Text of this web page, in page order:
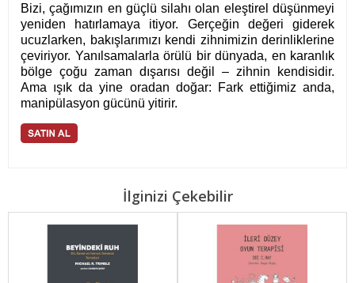
Bizi, çağımızın en güçlü silahı olan eleştirel düşünmeyi
yeniden hatırlamaya itiyor. Gerçeğin değeri giderek
ucuzlarken, bakışlarımızı kendi zihnimizin derinliklerine
çeviriyor. Yanılsamalarla örülü bir dünyada, en karanlık
bölge çoğu zaman dışarısı değil – zihnin kendisidir.
Ama ışık da yine oradan doğar: Fark ettiğimiz anda,
manipülasyon gücünü yitirir.
İlginizi Çekebilir